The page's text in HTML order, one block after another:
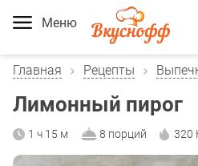
Меню
Главная Рецепты
Лимонный пирог
1 ч 15 м 8 порций 320